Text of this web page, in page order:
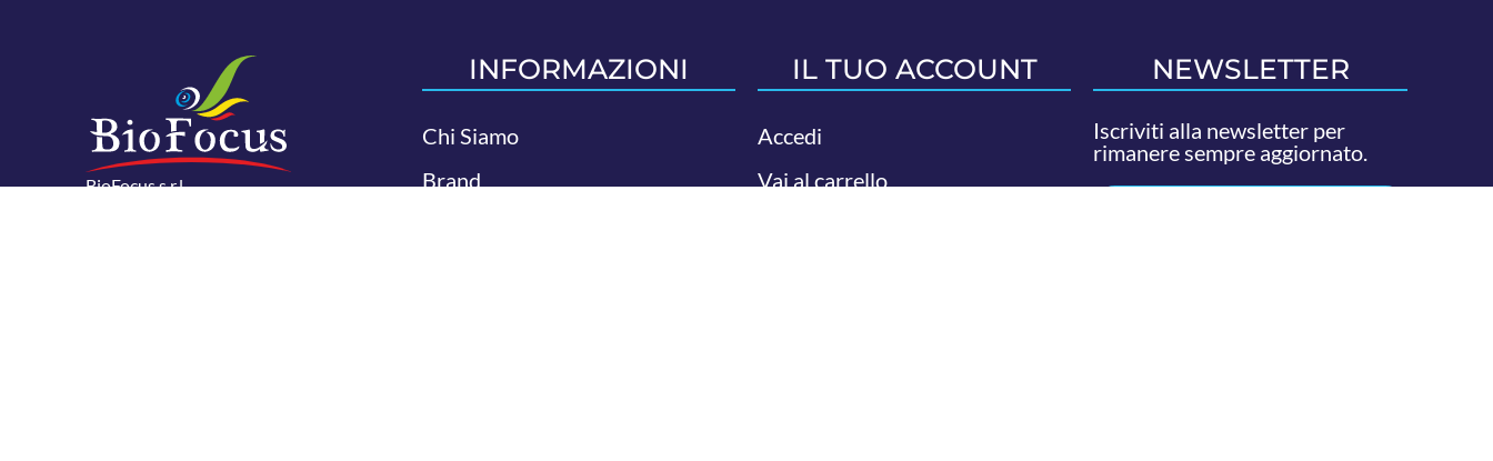
BioFocus s.r.l.
INFORMAZIONI
Chi Siamo
Brand
IL TUO ACCOUNT
Accedi
Vai al carrello
NEWSLETTER
Iscriviti alla newsletter per
rimanere sempre aggiornato.